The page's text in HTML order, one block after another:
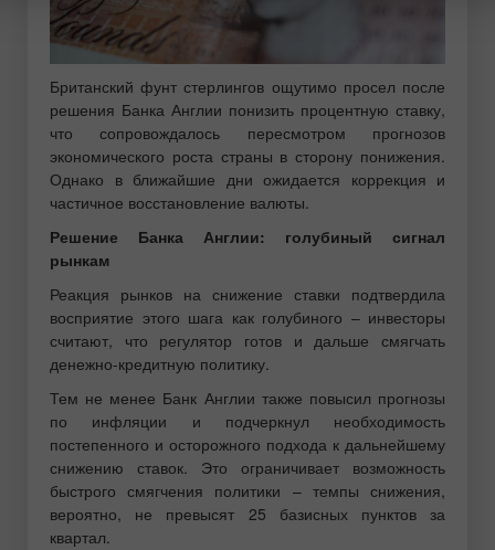
Британский фунт стерлингов ощутимо просел после
решения Банка Англии понизить процентную ставку,
что сопровождалось пересмотром прогнозов
экономического роста страны в сторону понижения.
Однако в ближайшие дни ожидается коррекция и
частичное восстановление валюты.
Решение Банка Англии: голубиный сигнал
рынкам
Реакция рынков на снижение ставки подтвердила
восприятие этого шага как голубиного – инвесторы
считают, что регулятор готов и дальше смягчать
денежно-кредитную политику.
Тем не менее Банк Англии также повысил прогнозы
по инфляции и подчеркнул необходимость
постепенного и осторожного подхода к дальнейшему
снижению ставок. Это ограничивает возможность
быстрого смягчения политики – темпы снижения,
вероятно, не превысят 25 базисных пунктов за
квартал.